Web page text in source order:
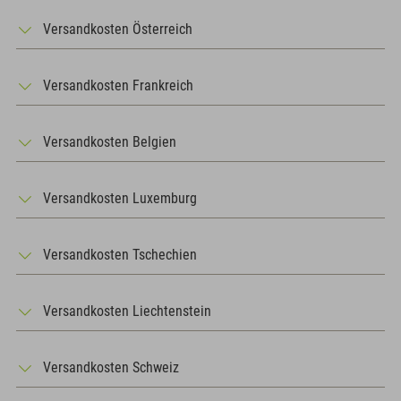
Versandkosten Österreich
Versandkosten Frankreich
Versandkosten Belgien
Versandkosten Luxemburg
Versandkosten Tschechien
Versandkosten Liechtenstein
Versandkosten Schweiz